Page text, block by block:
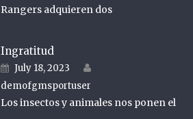
Rangers adquieren dos
Ingratitud
Posted on
July 18, 2023
demofgmsportuser
Los insectos y animales nos ponen el